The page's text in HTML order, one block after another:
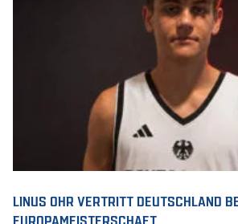
LINUS OHR VERTRITT DEUTSCHLAND
EUROPAMEISTERSCHAFT